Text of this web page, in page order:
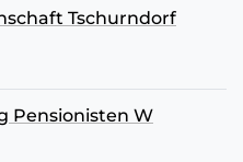
Tschurndorf
Pensionisten W